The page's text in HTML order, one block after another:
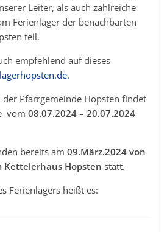
Leiter, als auch zahlreiche
Ferienlager der benachbarten
teil.
empfehlend auf dieses
der Pfarrgemeinde Hopsten findet
vom08.07.2024 – 20.07.2024
bereits am09.März.2024 von
Kettelerhaus Hopsten statt.
Ferienlagers heißt es: